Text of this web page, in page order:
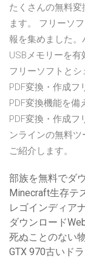
たくさんの無料
ます。 フリーソ
報を集めました。
USBメモリーを有
フリーソフトとシ
PDF変換・作成フ
PDF変換機能を備
PDF変換・作成
ンラインの無料
ご紹介します。
部族を無料でダ
Minecraft生存テ
レゴインディア
ダウンロード
死ぬことのない
GTX 970古いド